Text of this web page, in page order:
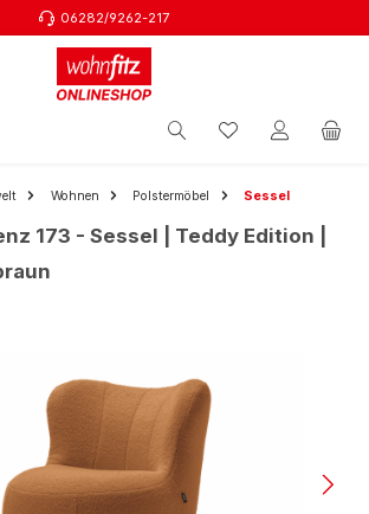
06282/9262-217
Wohnen Polstermöbel Sessel
173 - Sessel | Teddy Edition |